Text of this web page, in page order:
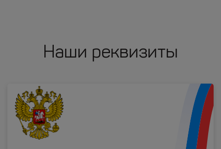
Наши реквизиты